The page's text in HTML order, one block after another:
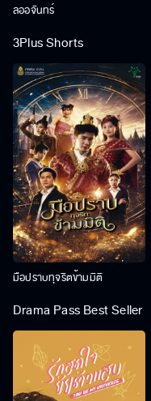
ลออจันทร์
3Plus Shorts
มือปราบทุจริตข้ามมิติ
Drama Pass Best Seller